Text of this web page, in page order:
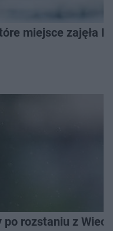
miejsce zajęła
rozstaniu z